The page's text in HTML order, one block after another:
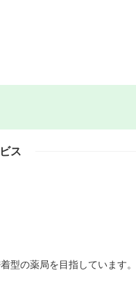
ス
型の薬局を目指しています。